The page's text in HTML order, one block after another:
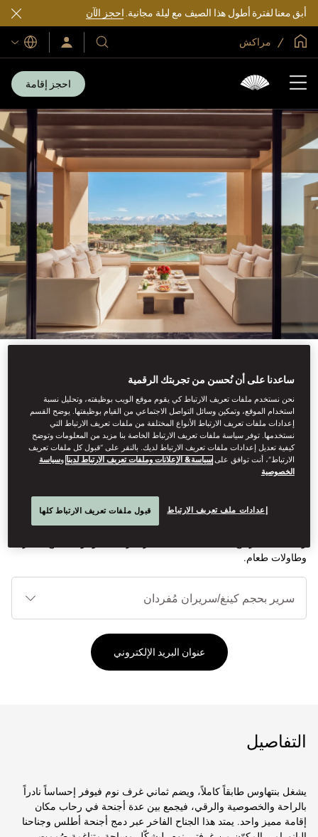
أبق معنا لفترة أطول هذا الصيف مع ليلة مجانية.احجز الآن
الصفحة الرئيسية العالمية
مراكش
فنادقنا
ومنتجعاتنا
سجّل
الدخول/
اللغات
احجز إقامة
انظر كل الغرف
بنتهاوس بثماني غرف نوم
يتكون بنتهاوس الذي يحتوي على ثماني غرف نوم من جناح أطلس وجناح
بانورامي يحتوي على غرفتي نوم متصلتين لتوفير مساحة كبيرة وإطلالات
تحبس الأنفاس على جبال أطلس. يحتوي الجناح على مناطق معيشة
وطاولات طعام.
عنوان البريد الإلكتروني
التفاصيل
يشغل بنتهاوس طابقاً كاملاً، ويضم ثماني غرف نوم فيوفر إحساساً نادراً
بالراحة والخصوصية والرقي، فيجمع بين عدة أجنحة في رحاب مكان
إقامة مميز واحد. يمتد هذا الجناح الفاخر عبر دمج أجنحة أطلس وجناحنا
ساعدنا على أن نُحسن من تجربتك الرقمية
نحن نستخدم ملفات تعريف الارتباط كي يقوم موقع الويب بوظيفته، وتحليل نسبة
استخدام الموقع، وتمكين وسائل التواصل الاجتماعي من القيام بوظيفتها. يوضح القسم
إعدادات ملفات تعريف الارتباط الأنواع المختلفة من ملفات تعريف الارتباط التي
نستخدمها. توفر سياسة ملفات تعريف الارتباط الخاصة بنا مزيد من المعلومات وتوضح
كيفية تعديل إعدادات ملفات تعريف الارتباط لديك. بالنقر على “قبول كل ملفات تعريف
الارتباط”، أنت توافق علىسياسة& الإعلانات وملفات تعريف الارتباط لدينا وسياسة
الخصوصية
إعدادات ملف تعريف الارتباط قبول ملفات تعريف الارتباط كلها